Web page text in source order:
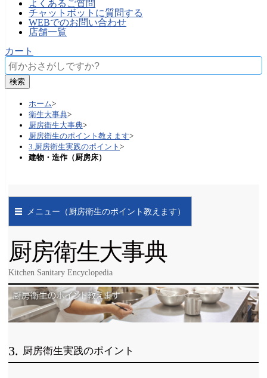
よくあるご質問
チャットボットに質問する
WEBでのお問い合わせ
店舗一覧
カート
ホーム>
衛生大事典>
厨房衛生大事典>
厨房衛生のポイント教えます>
3.厨房衛生実践のポイント >
建物・造作（厨房床）
メニュー（厨房衛生のポイント教えます）
厨房衛生大事典
Kitchen Sanitary Encyclopedia
3. 厨房衛生実践のポイント